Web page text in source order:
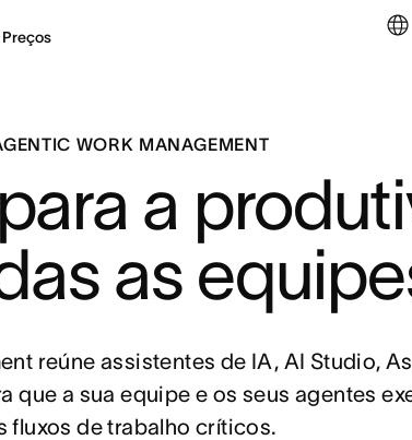
Preços
WORK MANAGEMENT
a
as
reúne assistentes de IA, AI Studio,
que a sua equipe e os seus agentes
fluxos de trabalho críticos.